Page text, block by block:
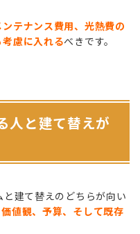
テナンス費用、光熱費の
慮に入れるべきです。
人と建て替えが
建て替えのどちらが向い
値観、予算、そして既存